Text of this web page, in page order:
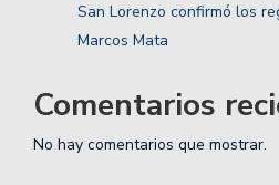
San Lorenzo confirmó los
Marcos Mata
Comentarios
No hay comentarios que mostrar.